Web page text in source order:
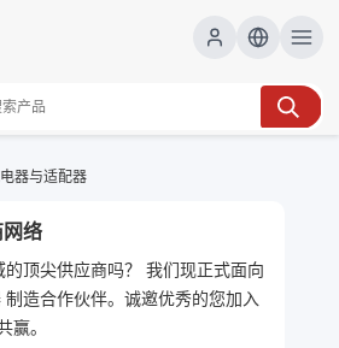
| XOOBAY B2B/B2C
全认证,兼容性, wholesale 充电
购要点、兼容性、充电速度与安全认证，提
器与适配器
络
顶尖供应商吗？ 我们现正式面向
造合作伙伴。诚邀优秀的您加入
。